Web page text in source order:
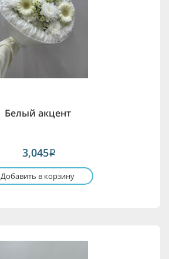
Белый акцент
3,045i
Добавить в корзину